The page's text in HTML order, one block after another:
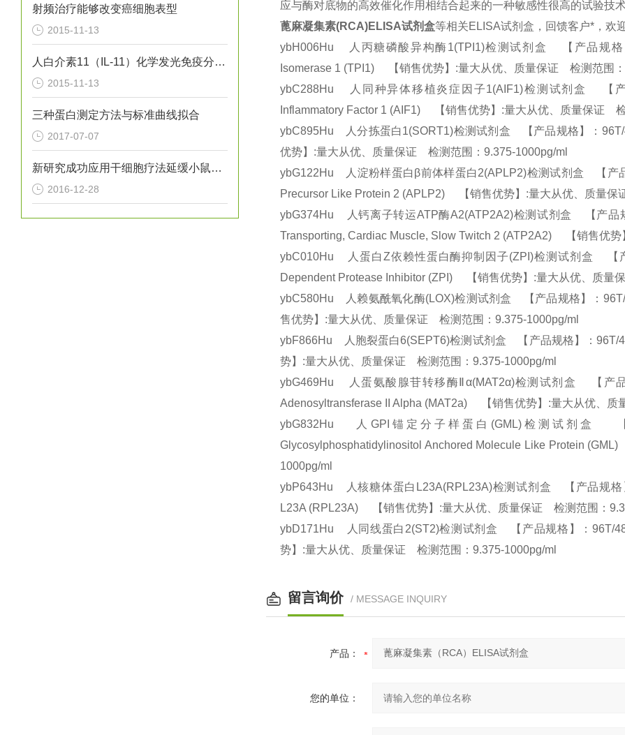
射频治疗能够改变癌细胞表型
2015-11-13
人白介素11（IL-11）化学发光免疫分析试剂盒
2015-11-13
三种蛋白测定方法与标准曲线拟合
2017-07-07
新研究成功应用干细胞疗法延缓小鼠亨廷顿氏病进展
2016-12-28
应与酶对底物的高效催化作用相结合起来的一种敏感性很高的试验技术
蓖麻凝集素(RCA)ELISA试剂盒等相关ELISA试剂盒，回馈客户*，欢
ybH006Hu 人丙糖磷酸异构酶1(TPI1)检测试剂盒 【产品规格
Isomerase 1 (TPI1) 【销售优势】:量大从优、质量保证 检测范围
ybC288Hu 人同种异体移植炎症因子1(AIF1)检测试剂盒 【
Inflammatory Factor 1 (AIF1) 【销售优势】:量大从优、质量保证
ybC895Hu 人分拣蛋白1(SORT1)检测试剂盒 【产品规格】：
优势】:量大从优、质量保证 检测范围：9.375-1000pg/ml
ybG122Hu 人淀粉样蛋白β前体样蛋白2(APLP2)检测试剂盒 【产
Precursor Like Protein 2 (APLP2) 【销售优势】:量大从优、质量
ybG374Hu 人钙离子转运ATP酶A2(ATP2A2)检测试剂盒 【产品
Transporting, Cardiac Muscle, Slow Twitch 2 (ATP2A2) 【销售优
ybC010Hu 人蛋白Z依赖性蛋白酶抑制因子(ZPI)检测试剂盒 【
Dependent Protease Inhibitor (ZPI) 【销售优势】:量大从优、质
ybC580Hu 人赖氨酰氧化酶(LOX)检测试剂盒 【产品规格】：
售优势】:量大从优、质量保证 检测范围：9.375-1000pg/ml
ybF866Hu 人胞裂蛋白6(SEPT6)检测试剂盒 【产品规格】：
势】:量大从优、质量保证 检测范围：9.375-1000pg/ml
ybG469Hu 人蛋氨酸腺苷转移酶Ⅱα(MAT2α)检测试剂盒 【产
Adenosyltransferase II Alpha (MAT2a) 【销售优势】:量大从优、
ybG832Hu 人GPI锚定分子样蛋白(GML)检测试剂盒
Glycosylphosphatidylinositol Anchored Molecule Like Protein
1000pg/ml
ybP643Hu 人核糖体蛋白L23A(RPL23A)检测试剂盒 【产品规格
L23A (RPL23A) 【销售优势】:量大从优、质量保证 检测范围：
ybD171Hu 人同线蛋白2(ST2)检测试剂盒 【产品规格】：96T/
势】:量大从优、质量保证 检测范围：9.375-1000pg/ml
留言询价 / MESSAGE INQUIRY
产品：
您的单位：